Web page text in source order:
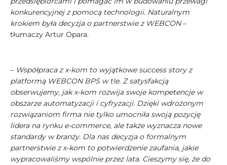
konkurencyjnej z pomocą technologii. Naturalnym
krokiem była decyzja o partnerstwie z WEBCON–
tłumaczy Artur Opara.
– Współpraca z x-kom to wyjątkowe success story z
platformą WEBCON BPS w tle. Z satysfakcją
obserwujemy, jak x-kom rozwija swoje kompetencje w
obszarze automatyzacji i cyfryzacji. Dzięki wdrożonym
rozwiązaniom firma nie tylko umocniła swoją pozycję
lidera na rynku e-commerce, ale także wyznacza nowe
standardy w branży. Dla nas decyzja o formalnym
partnerstwie z x-kom to potwierdzenie zaufania, jakie
wypracowaliśmy wspólnie przez lata. Cieszymy się, że do